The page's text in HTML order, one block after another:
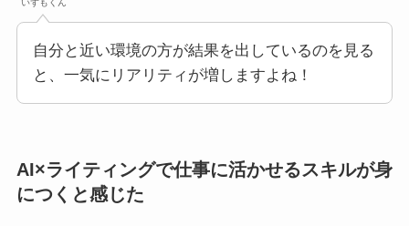
いずもくん
自分と近い環境の方が結果を出しているのを見る
と、一気にリアリティが増しますよね！
AI×ライティングで仕事に活かせるスキルが身
につくと感じた